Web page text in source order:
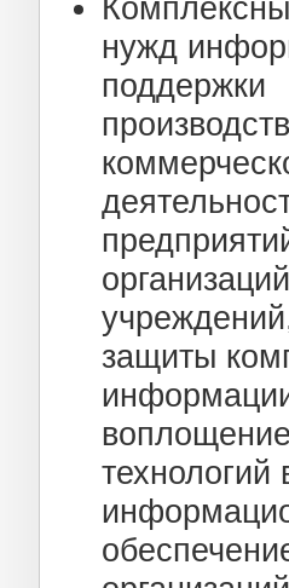
нужд
поддержки
защиты
технологий